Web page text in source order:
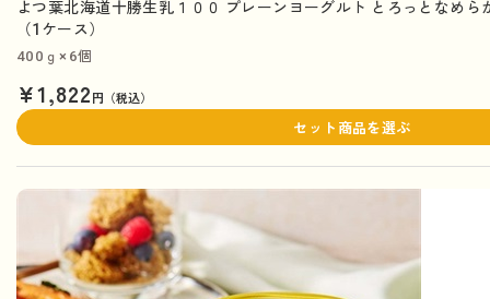
よつ葉北海道十勝生乳１００ プレーンヨーグルト とろっとなめら
（1ケース）
400ｇ×6個
¥1,822円（税込）
セット商品を選ぶ